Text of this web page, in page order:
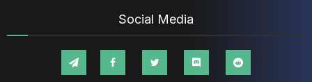
Social Media